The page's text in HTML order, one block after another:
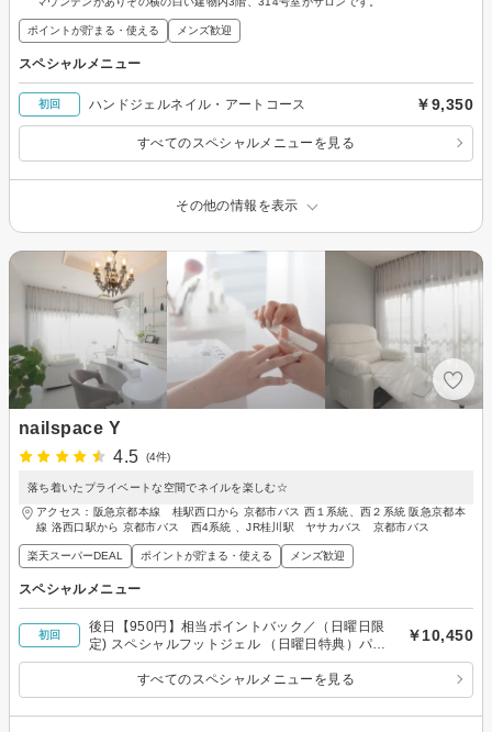
ポイントが貯まる・使える メンズ歓迎
スペシャルメニュー
初回 ハンドジェルネイル・アートコース ￥9,350
すべてのスペシャルメニューを見る
その他の情報を表示
nailspace Y
4.5
(4件)
落ち着いたプライベートな空間でネイルを楽しむ☆
アクセス：阪急京都本線 桂駅西口から 京都市バス 西１系統、西２系統 阪急京都本
線 洛西口駅から 京都市バス 西4系統 、JR桂川駅 ヤサカバス 京都市バス
楽天スーパーDEAL ポイントが貯まる・使える メンズ歓迎
スペシャルメニュー
初回
後日【950円】相当ポイントバック／（日曜日限
定) スペシャルフットジェル （日曜日特典）パッ
クorマッサージサービス!
￥10,450
すべてのスペシャルメニューを見る